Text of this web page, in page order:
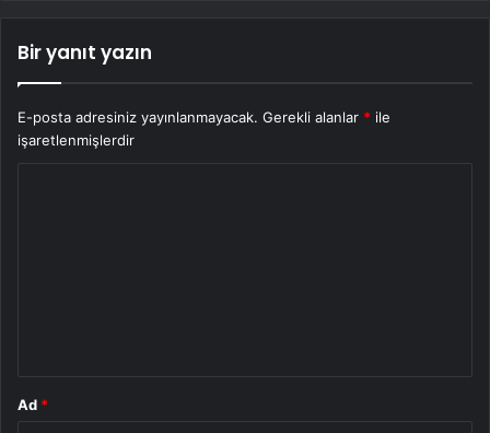
Bir yanıt yazın
E-posta adresiniz yayınlanmayacak. Gerekli alanlar * ile
işaretlenmişlerdir
Ad *